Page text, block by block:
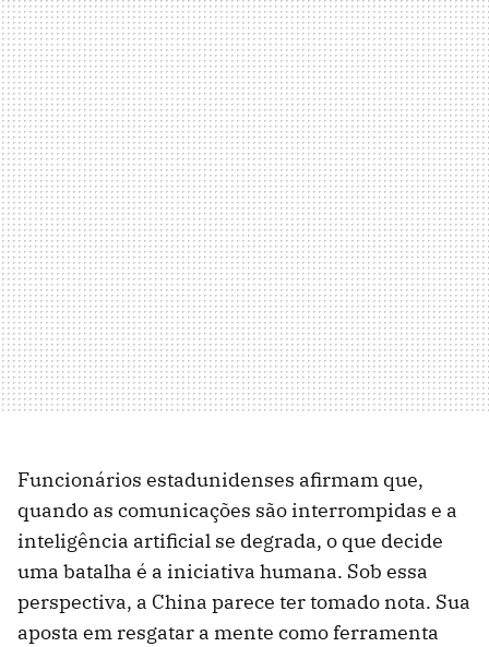
Funcionários estadunidenses afirmam que,
quando as comunicações são interrompidas e a
inteligência artificial se degrada, o que decide
uma batalha é a iniciativa humana. Sob essa
perspectiva, a China parece ter tomado nota. Sua
aposta em resgatar a mente como ferramenta